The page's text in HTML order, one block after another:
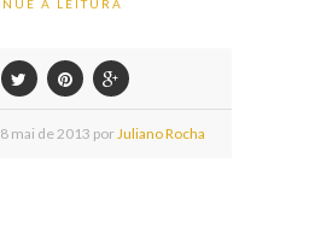
A LEITURA
mai de2013 porJuliano Rocha